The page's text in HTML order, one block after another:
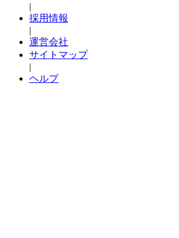
|
採用情報
|
運営会社
サイトマップ
|
ヘルプ